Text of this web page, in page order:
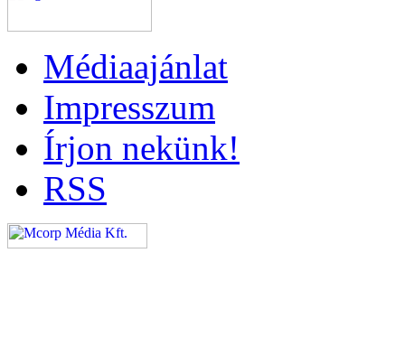
Médiaajánlat
Impresszum
Írjon nekünk!
RSS